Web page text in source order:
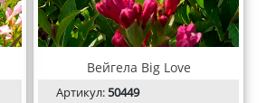
Вейгела Big Love
Артикул:50449